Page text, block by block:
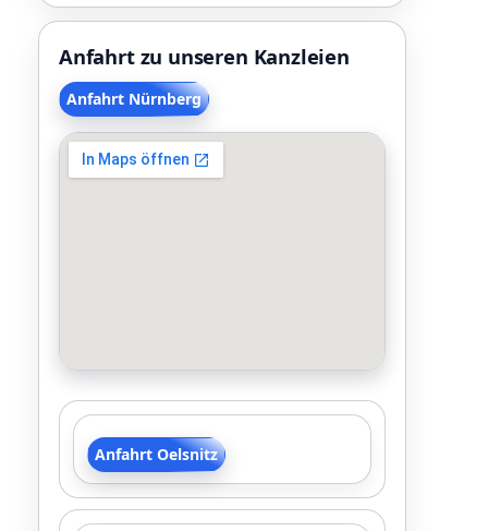
Anfahrt zu unseren Kanzleien
Anfahrt Nürnberg
Anfahrt Oelsnitz